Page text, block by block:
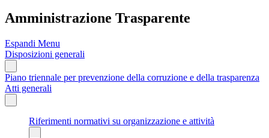
Amministrazione Trasparente
Espandi Menu
Disposizioni generali
Piano triennale per prevenzione della corruzione e della trasparenza
Atti generali
Riferimenti normativi su organizzazione e attività